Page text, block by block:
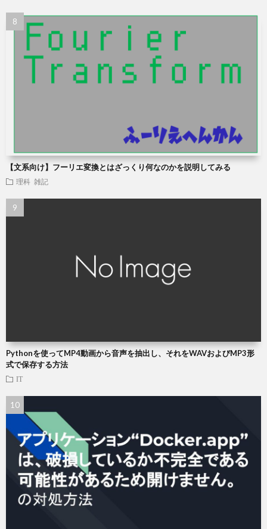
【文系向け】フーリエ変換とはざっくり何なのかを説明してみる
理科 雑記
Pythonを使ってMP4動画から音声を抽出し、それをWAVおよびMP3形
式で保存する方法
IT